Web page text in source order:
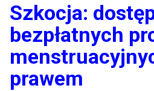
Szkocja:
bezpłatnych
prawem